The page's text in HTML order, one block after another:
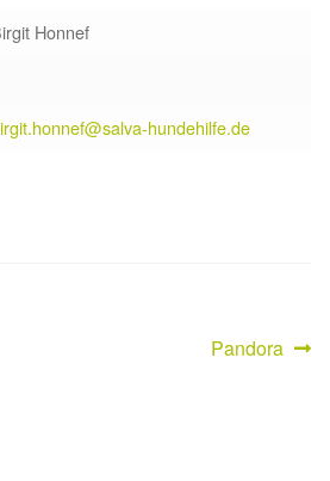
Honnef
hundehilfe.de
Nächster
Pandora